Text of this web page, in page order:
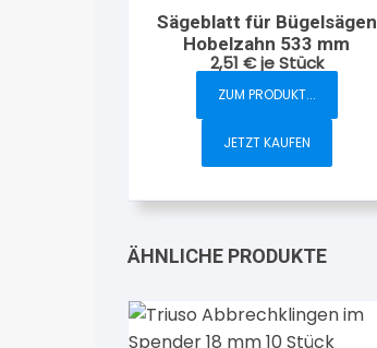
Sägeblatt für Bügelsägen
Hobelzahn 533 mm
2,51 € je Stück
ZUM PRODUKT...
JETZT KAUFEN
ÄHNLICHE PRODUKTE